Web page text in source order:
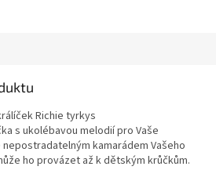
Richie tyrkys
s ukolébavou melodií pro Vaše
kamarádem Vašeho
ho provázet až k dětským krůčkům.